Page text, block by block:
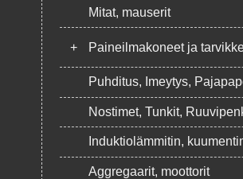
Mitat, mauserit
+ Paineilmakoneet ja
Puhditus, Imeytys,
Nostimet, Tunkit,
Induktiolämmitin,
Aggregaarit, moottorit